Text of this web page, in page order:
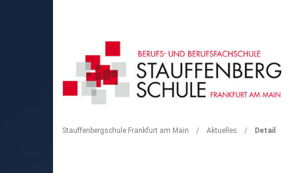
Stauffenbergschule Frankfurt am Main / Aktuelles / Detail